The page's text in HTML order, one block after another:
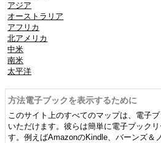
アジア
オーストラリア
アフリカ
北アメリカ
中米
南米
太平洋
方法電子ブックを表示するために
このサイト上のすべてのマップは、電子
いただけます。彼らは簡単に電子ブック
す。例えばAmazonのKindle、バーンズ＆